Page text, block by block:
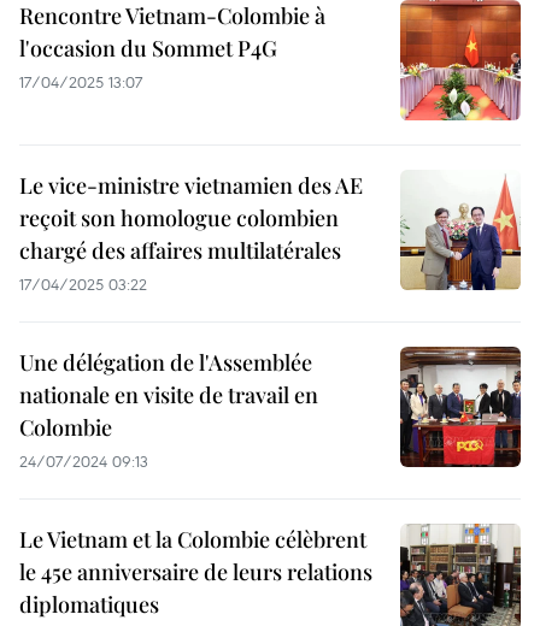
Rencontre Vietnam-Colombie à
l'occasion du Sommet P4G
17/04/2025 13:07
Le vice-ministre vietnamien des AE
reçoit son homologue colombien
chargé des affaires multilatérales
17/04/2025 03:22
Une délégation de l'Assemblée
nationale en visite de travail en
Colombie
24/07/2024 09:13
Le Vietnam et la Colombie célèbrent
le 45e anniversaire de leurs relations
diplomatiques